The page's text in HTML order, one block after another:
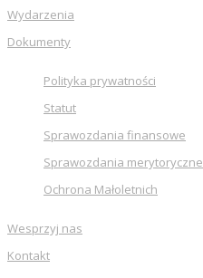
Wydarzenia
Dokumenty
Polityka prywatności
Statut
Sprawozdania finansowe
Sprawozdania merytoryczne
Ochrona Małoletnich
Wesprzyj nas
Kontakt